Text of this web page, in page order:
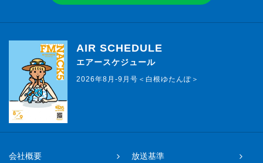
AIR SCHEDULE
エアースケジュール
2026年8月-9月号＜白根ゆたんぽ＞
会社概要 放送基準